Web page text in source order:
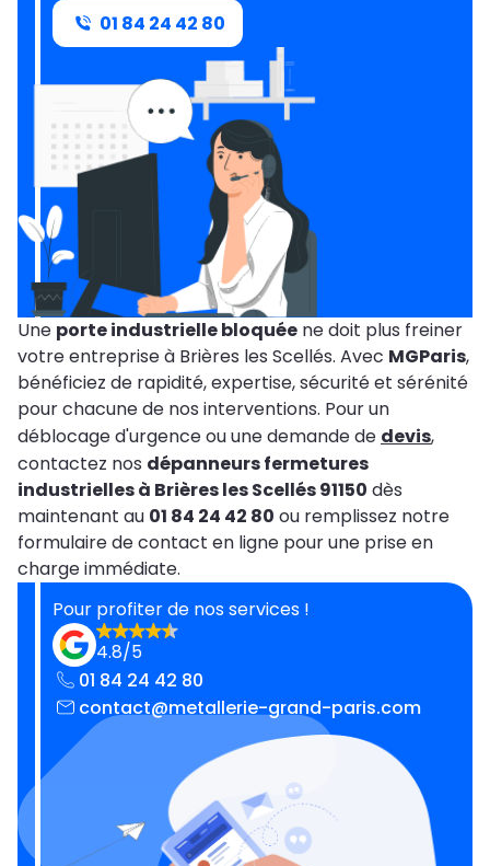
01 84 24 42 80
Une porte industrielle bloquée ne doit plus freiner
votre entreprise à Brières les Scellés. Avec MGParis,
bénéficiez de rapidité, expertise, sécurité et sérénité
pour chacune de nos interventions. Pour un
déblocage d'urgence ou une demande de devis,
contactez nos dépanneurs fermetures
industrielles à Brières les Scellés 91150 dès
maintenant au 01 84 24 42 80 ou remplissez notre
formulaire de contact en ligne pour une prise en
charge immédiate.
Pour profiter de nos services !
4.8/5
01 84 24 42 80
contact@metallerie-grand-paris.com